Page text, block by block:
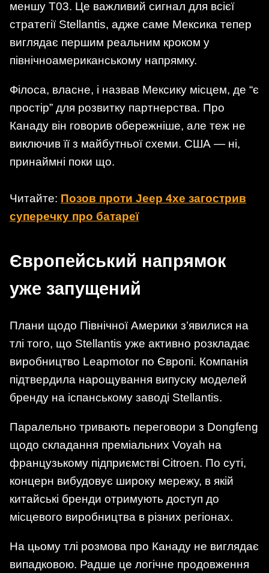
меншу T03. Це важливий сигнал для всієї
стратегії Stellantis, адже саме Мексика тепер
виглядає першим реальним кроком у
північноамериканському напрямку.
Філоса, власне, і назвав Мексику місцем, де “є
простір” для розвитку партнерства. Про
Канаду він говорив обережніше, але теж не
виключив її з майбутньої схеми. США — ні,
принаймні поки що.
Читайте: Позов проти Jeep 4xe загострив
суперечку про батареї
Європейський напрямок
уже запущений
Плани щодо Північної Америки з’явилися на
тлі того, що Stellantis уже активно розкладає
виробництво Leapmotor по Європі. Компанія
підтвердила нарощування випуску моделей
бренду на іспанському заводі Stellantis.
Паралельно тривають переговори з Dongfeng
щодо складання преміальних Voyah на
французькому підприємстві Citroen. По суті,
концерн вибудовує широку мережу, в якій
китайські бренди отримують доступ до
місцевого виробництва в різних регіонах.
На цьому тлі розмова про Канаду не виглядає
випадковою. Радше це логічне продовження